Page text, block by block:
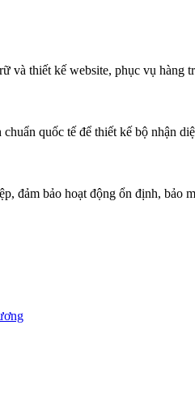
và thiết kế website, phục vụ hàng
quốc tế để thiết kế bộ nhận
đảm bảo hoạt động ổn định, bảo